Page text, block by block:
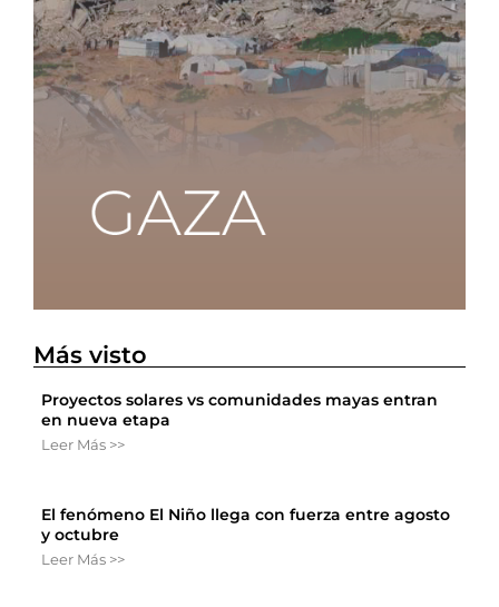
Más visto
Proyectos solares vs comunidades mayas entran
en nueva etapa
Leer Más >>
El fenómeno El Niño llega con fuerza entre agosto
y octubre
Leer Más >>